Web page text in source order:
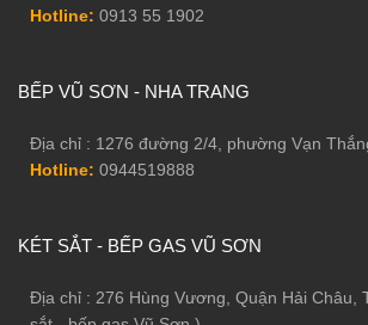
Hotline: 0913 55 1902
BẾP VŨ SƠN - NHA TRANG
Địa chỉ : 1276 đường 2/4, phường Vạn
Hotline: 0944519888
KÉT SẮT - BẾP GAS VŨ SƠN
Địa chỉ : 276 Hùng Vương, Quận Hải Châu,